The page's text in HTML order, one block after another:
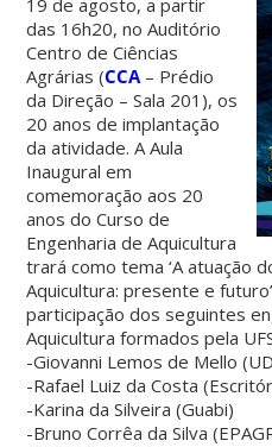
das 16h20, no Auditório
Centro de Ciências
Agrárias (CCA – Prédio
da Direção – Sala 201), os
20 anos de implantação
da atividade. A Aula
Inaugural em
comemoração aos 20
anos do Curso de
Engenharia de Aquicultura
trará como tema ‘A atuação
Aquicultura: presente e
participação dos seguintes
Aquicultura formados pela
-Giovanni Lemos de Mello
-Rafael Luiz da Costa
-Karina da Silveira (Guabi)
-Bruno Corrêa da Silva